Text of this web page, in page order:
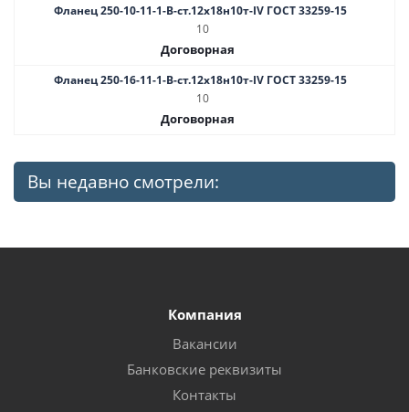
Фланец 250-10-11-1-B-ст.12х18н10т-IV ГОСТ 33259-15
10
Договорная
Фланец 250-16-11-1-B-ст.12х18н10т-IV ГОСТ 33259-15
10
Договорная
Вы недавно смотрели:
Компания
Вакансии
Банковские реквизиты
Контакты